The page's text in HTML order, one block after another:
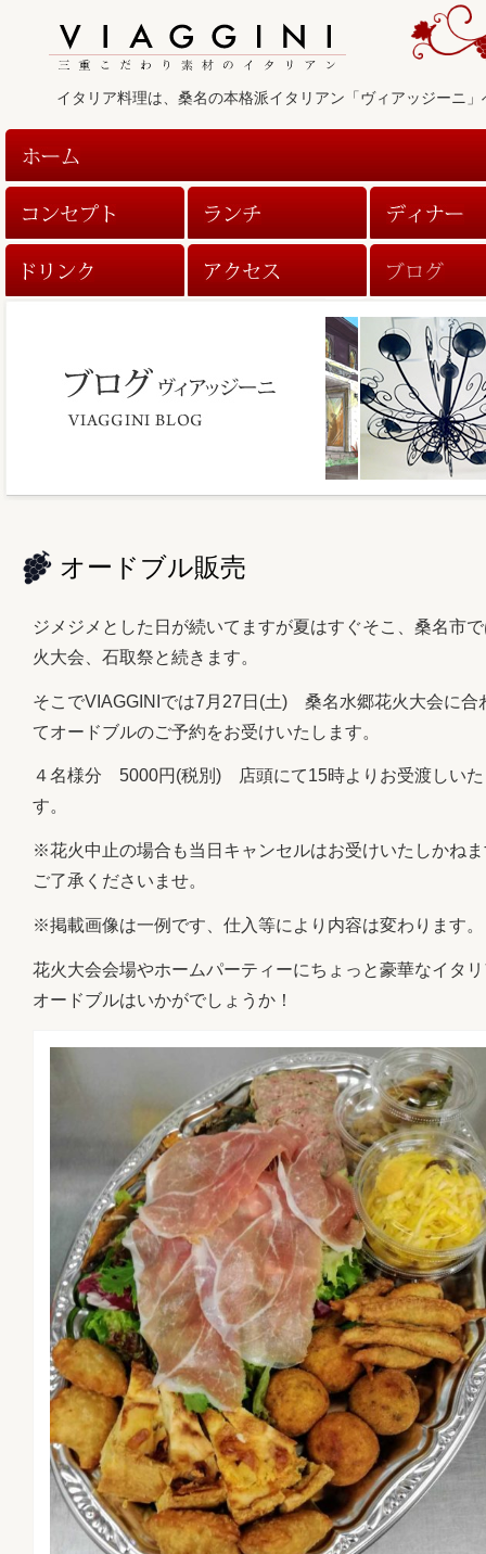
イタリア料理は、桑名の本格派イタリアン「ヴィアッジーニ」
オードブル販売
ジメジメとした日が続いてますが夏はすぐそこ、桑名市
火大会、石取祭と続きます。
そこでVIAGGINIでは7月27日(土) 桑名水郷花火大会に合
てオードブルのご予約をお受けいたします。
４名様分 5000円(税別) 店頭にて15時よりお受渡しいた
す。
※花火中止の場合も当日キャンセルはお受けいたしかね
ご了承くださいませ。
※掲載画像は一例です、仕入等により内容は変わります。
花火大会会場やホームパーティーにちょっと豪華なイタ
オードブルはいかがでしょうか！